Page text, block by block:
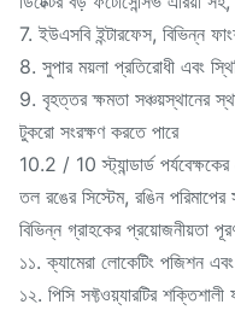
7. ইউএসবি ইন্টারফেস, বিভিন্ন
8. সুপার ময়লা প্রতিরোধী এবং
9. বৃহত্তর ক্ষমতা সঞ্চয়স্থানের
টুকরো সংরক্ষণ করতে পারে
10.2 / 10 স্ট্যান্ডার্ড
তল রঙের সিস্টেম, রঙিন
বিভিন্ন গ্রাহকের প্রয়োজনীয়তা
১১. ক্যামেরা লোকেটিং পজিশন
১২. পিসি সফ্টওয়্যারটির